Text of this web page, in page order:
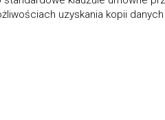
uzyskania kopii